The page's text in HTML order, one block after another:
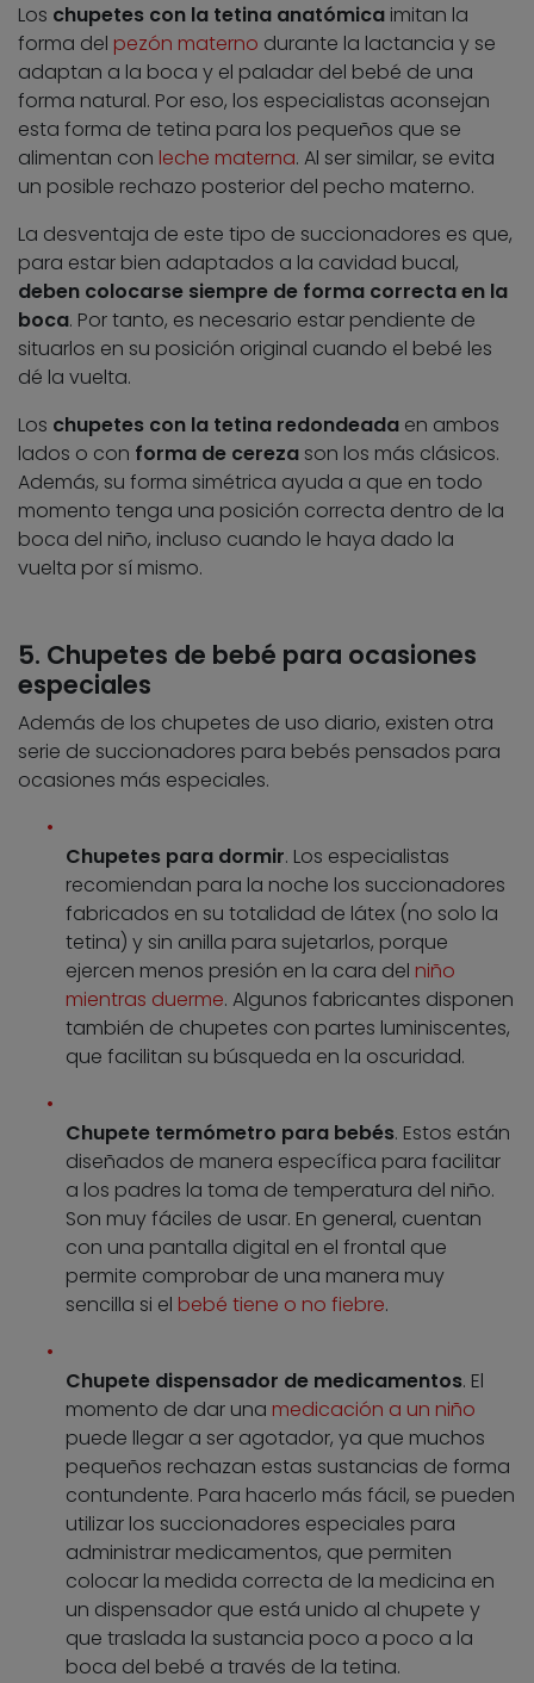
Los chupetes con la tetina anatómica imitan la
forma del pezón materno durante la lactancia y se
adaptan a la boca y el paladar del bebé de una
forma natural. Por eso, los especialistas aconsejan
esta forma de tetina para los pequeños que se
alimentan con leche materna. Al ser similar, se evita
un posible rechazo posterior del pecho materno.
La desventaja de este tipo de succionadores es que,
para estar bien adaptados a la cavidad bucal,
deben colocarse siempre de forma correcta en la
boca. Por tanto, es necesario estar pendiente de
situarlos en su posición original cuando el bebé les
dé la vuelta.
Los chupetes con la tetina redondeada en ambos
lados o con forma de cereza son los más clásicos.
Además, su forma simétrica ayuda a que en todo
momento tenga una posición correcta dentro de la
boca del niño, incluso cuando le haya dado la
vuelta por sí mismo.
5. Chupetes de bebé para ocasiones
especiales
Además de los chupetes de uso diario, existen otra
serie de succionadores para bebés pensados para
ocasiones más especiales.
Chupetes para dormir. Los especialistas
recomiendan para la noche los succionadores
fabricados en su totalidad de látex (no solo la
tetina) y sin anilla para sujetarlos, porque
ejercen menos presión en la cara del niño
mientras duerme. Algunos fabricantes disponen
también de chupetes con partes luminiscentes,
que facilitan su búsqueda en la oscuridad.
Chupete termómetro para bebés. Estos están
diseñados de manera específica para facilitar
a los padres la toma de temperatura del niño.
Son muy fáciles de usar. En general, cuentan
con una pantalla digital en el frontal que
permite comprobar de una manera muy
sencilla si el bebé tiene o no fiebre.
Chupete dispensador de medicamentos. El
momento de dar una medicación a un niño
puede llegar a ser agotador, ya que muchos
pequeños rechazan estas sustancias de forma
contundente. Para hacerlo más fácil, se pueden
utilizar los succionadores especiales para
administrar medicamentos, que permiten
colocar la medida correcta de la medicina en
un dispensador que está unido al chupete y
que traslada la sustancia poco a poco a la
boca del bebé a través de la tetina.